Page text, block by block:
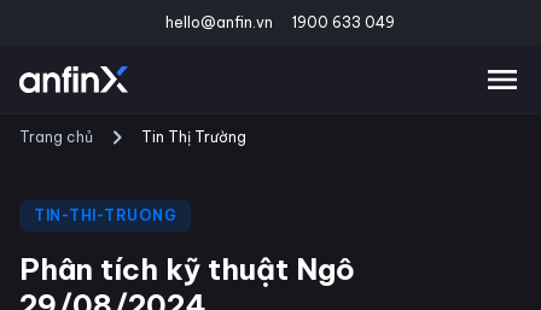
hello@anfin.vn 1900 633 049
Trang chủ Tin Thị Trường
TIN-THI-TRUONG
Phân tích kỹ thuật Ngô